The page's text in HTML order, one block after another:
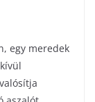
egy meredek